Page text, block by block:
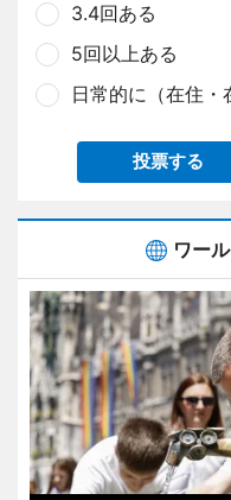
3.4回ある
5回以上ある
日常的に（在住・
投票する
ワー